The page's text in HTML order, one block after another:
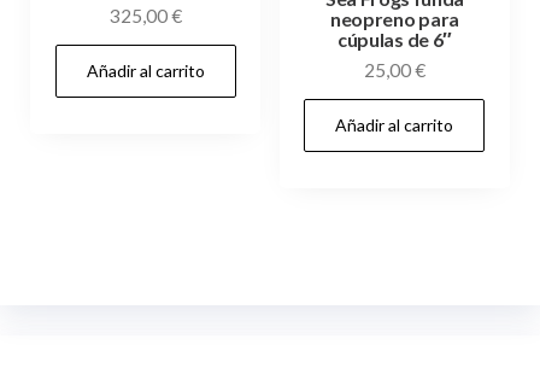
325,00€
Añadir al carrito
neopreno para
cúpulas de 6″
25,00€
Añadir al carrito